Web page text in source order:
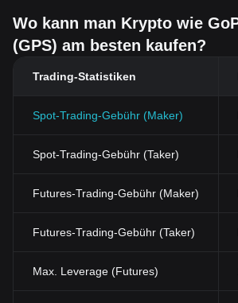
Wo kann man Krypto wie
(GPS) am besten kaufen?
Trading-Statistiken
Spot-Trading-Gebühr (Maker)
Spot-Trading-Gebühr (Taker)
Futures-Trading-Gebühr (Maker)
Futures-Trading-Gebühr (Taker)
Max. Leverage (Futures)